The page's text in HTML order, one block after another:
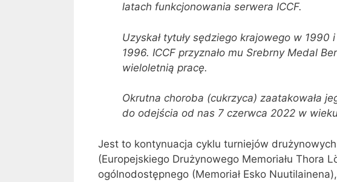
latach funkcjonowania serwera ICCF.
Uzyskał tytuły sędziego krajowego w
1996. ICCF przyznało mu Srebrny Medal
wieloletnią pracę.
Okrutna choroba (cukrzyca) zaatakowała
do odejścia od nas 7 czerwca 2022 w
Jest to kontynuacja cyklu turniejów
(Europejskiego Drużynowego Memoriału Thora
ogólnodostępnego (Memoriał Esko